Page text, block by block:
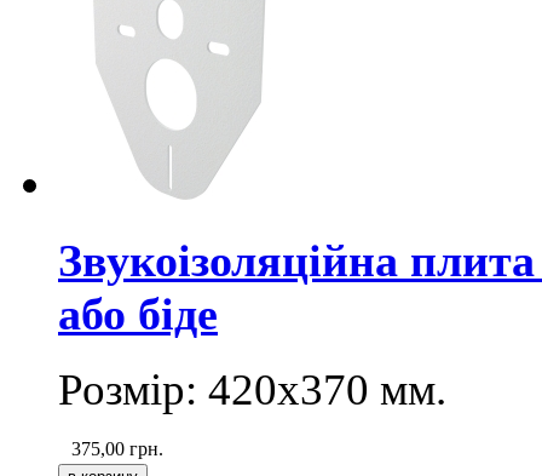
Звукоізоляційна
або біде
Розмір: 420х370 мм.
375,00 грн.